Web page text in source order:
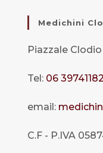
Medichini
Piazzale
Tel: 06 39741182
email:
C.F - P.IVA